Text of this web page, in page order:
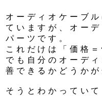
オーディオケーブ
ていますが、オー
パーツです。
これだけは「価格
でも自分のオーデ
善できるかどうかが
そうとわかってい